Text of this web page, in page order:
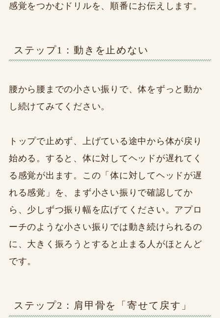
感覚をつかむドリルを、順番にお伝えします。
ステップ1：動きを止めない
腰から腰までの小さい振りで、体をずっと動か
し続けてみてください。
トップで止めず、上げている途中から体が戻り
始める。すると、体に対してヘッドが遅れてく
る感覚が出ます。この「体に対してヘッドが遅
れる感覚」を、まず小さい振りで確認してか
ら、少しずつ振り幅を広げてください。アプロ
ーチのような小さい振りでは動き続けられるの
に、大きく振ろうとすると止まる人がほとんど
です。
ステップ2：肩甲骨を「寄せて戻す」